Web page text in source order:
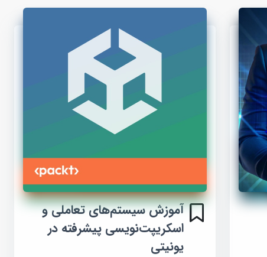
آموزش سیستم‌های تعاملی و
اسکریپت‌نویسی پیشرفته در
یونیتی